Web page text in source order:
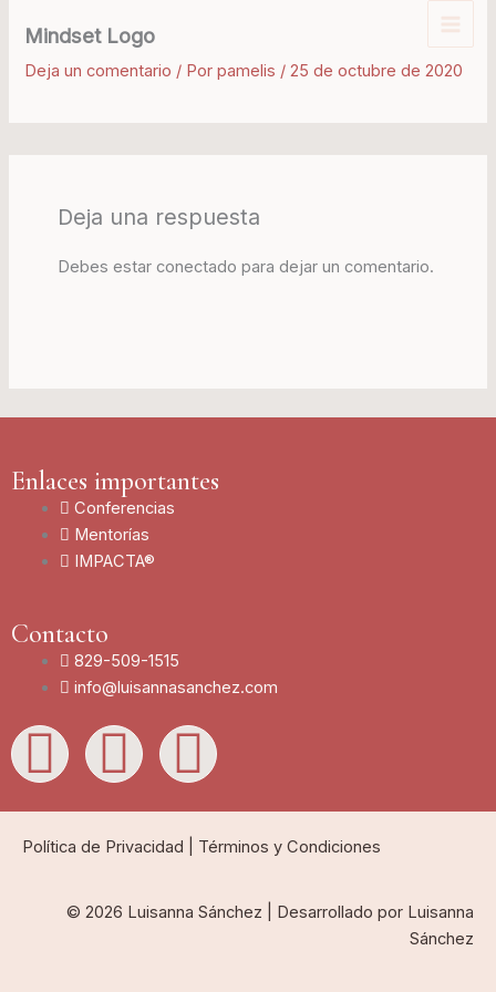
contenido
Mindset Logo
Deja un comentario / Porpamelis /25 de octubre de 2020
Deja una respuesta
Debes estar conectado para dejar un comentario.
Enlaces importantes
Conferencias
Mentorías
IMPACTA®
Contacto
829-509-1515
info@luisannasanchez.com
L
i
n
k
I
n
s
t
Y
o
u
t
Política de Privacidad Términos y Condiciones
© 2026 Luisanna Sánchez | Desarrollado por Luisanna
Sánchez